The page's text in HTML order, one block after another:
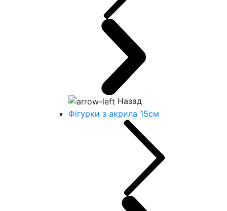
Назад
Фігурки з акрила 15см